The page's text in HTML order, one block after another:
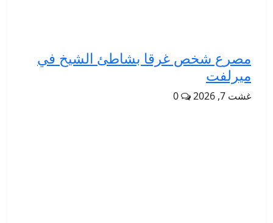
مصرع شخص غرقا بشاطئ الشيخ في
ميرلفت
غشت 7, 2026 0